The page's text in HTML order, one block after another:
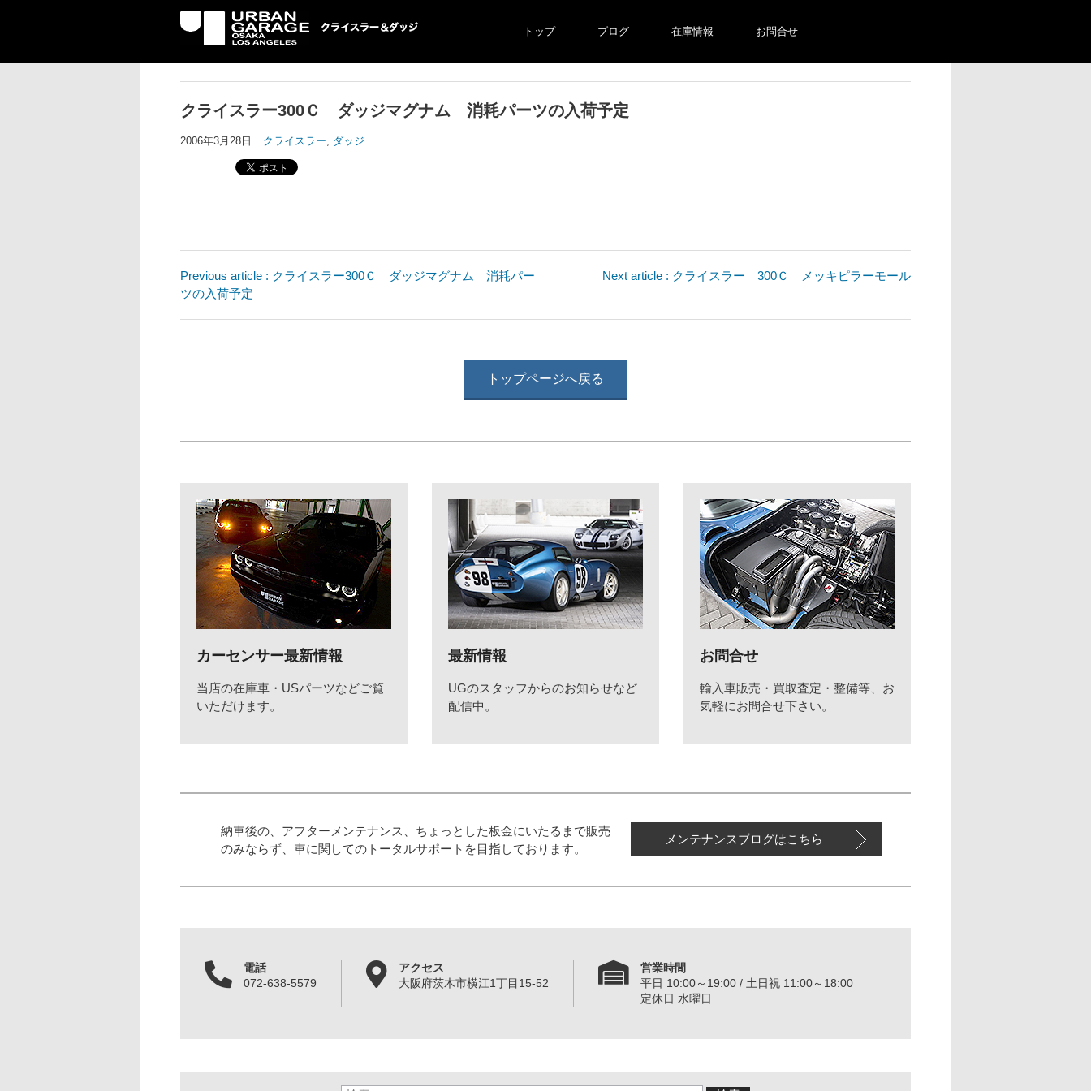
UG クライスラー＆ダ
ッジ専門店
トップ ブログ 在庫情報 お問合せ
クライスラー300Ｃ ダッジマグナム 消耗パーツの入荷予定
2006年3月28日 クライスラー, ダッジ
Previous article : クライスラー300Ｃ ダッジマグナム 消耗パー
ツの入荷予定
Next article : クライスラー 300Ｃ メッキピラーモール
トップページへ戻る
カーセンサー最新情報
当店の在庫車・USパーツなどご覧
いただけます。
最新情報
UGのスタッフからのお知らせなど
配信中。
お問合せ
輸入車販売・買取査定・整備等、お
気軽にお問合せ下さい。
納車後の、アフターメンテナンス、ちょっとした板金にいたるまで販売
のみならず、車に関してのトータルサポートを目指しております。
メンテナンスブログはこちら
電話
072-638-5579
アクセス
大阪府茨木市横江1丁目15-52
営業時間
平日 10:00～19:00 / 土日祝 11:00～18:00
定休日 水曜日